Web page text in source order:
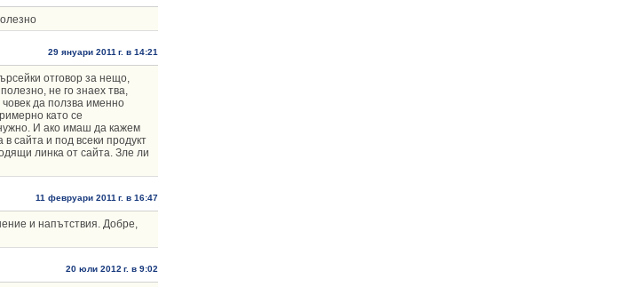
29 януари 2011 г. в 14:21
отговор за нещо,
не го знаех тва,
да ползва именно
като се
И ако имаш да кажем
сайта и под всеки продукт
линка от сайта. Зле ли
11 февруари 2011 г. в 16:47
и напътствия. Добре,
20 юли 2012 г. в 9:02